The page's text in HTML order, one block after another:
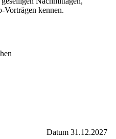
Vorträgen kennen.
Datum 31.12.2027